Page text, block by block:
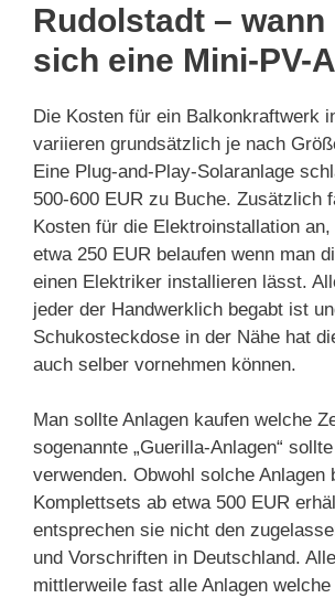
Rudolstadt –
sich eine Mini-PV-
Die Kosten für ein Balkonkraftwerk
variieren grundsätzlich je nach
Eine Plug-and-Play-Solaranlage
500-600 EUR zu Buche. Zusätzlich
Kosten für die Elektroinstallation
etwa 250 EUR belaufen wenn man
einen Elektriker installieren lässt.
jeder der Handwerklich begabt ist
Schukosteckdose in der Nähe hat
auch selber vornehmen können.
Man sollte Anlagen kaufen welche
sogenannte „Guerilla-Anlagen“
verwenden. Obwohl solche Anlagen
Komplettsets ab etwa 500 EUR
entsprechen sie nicht den
und Vorschriften in Deutschland.
mittlerweile fast alle Anlagen